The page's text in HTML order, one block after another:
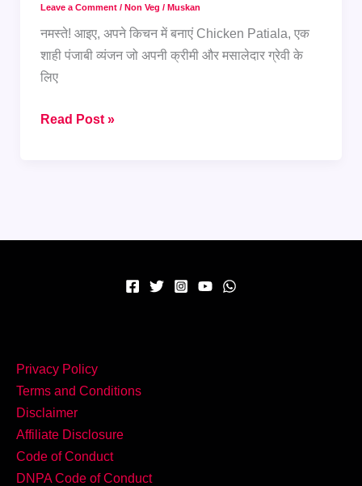
Leave a Comment / Non Veg / Muskan
नमस्ते! आइए, अपने किचन में बनाएं Chicken Patiala, एक
शाही पंजाबी व्यंजन जो अपनी क्रीमी और मसालेदार ग्रेवी के
लिए
अब
असली
Read Post »
Privacy Policy
Terms and Conditions
Disclaimer
Affiliate Disclosure
Code of Conduct
DNPA Code of Conduct